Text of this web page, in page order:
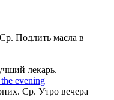
Подлить масла в
лекарь.
evening
Ср. Утро вечера